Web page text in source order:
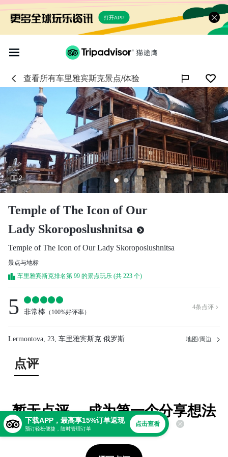
打开APP
查看所有车里雅宾斯克景点/体验
2
Temple of The Icon of Our
Lady Skoroposlushnitsa
Temple of The Icon of Our Lady Skoroposlushnitsa
景点与地标
车里雅宾斯克排名第 99 的景点玩乐 (共 223 个)
5 非常棒 （ 100%好评率）
4条点评 
Lermontova, 23, 车里雅宾斯克 俄罗斯 地图/周边
点评
暂无点评。 成为第一个分享想法
的人！
下载APP，最高享15%订单返现
预订轻松便捷，随时管理订单
点击查看